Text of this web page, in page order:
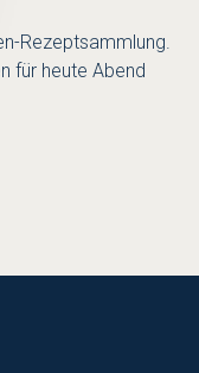
Rezeptsammlung.
für heute Abend